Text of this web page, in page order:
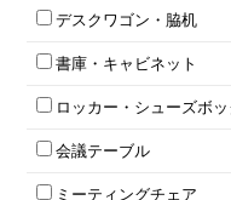
役員チェア
高級チェア（多機能チ
オフィスチェアその他
フリーアドレスデスク
昇降デスク
オフィスデスクその他
両袖机
デスクワゴン・脇机
インワゴン2段
インワゴン3段
脇机
ワゴンその他
書庫・キャビネット
ハイキャビネット
ローキャビネット
両開きキャビネット
スチールキャビネット
上下連結キャビネット
ロッカー・シューズボッ
1人用ロッカー
2人用ロッカー
3人用ロッカー
会議テーブル
ミーティングチェア